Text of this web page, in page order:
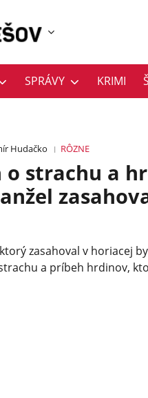
SPRÁVY KRIMI
Hudačko RÔZNE
o strachu a
zasahoval v horiacej
a príbeh hrdinov,